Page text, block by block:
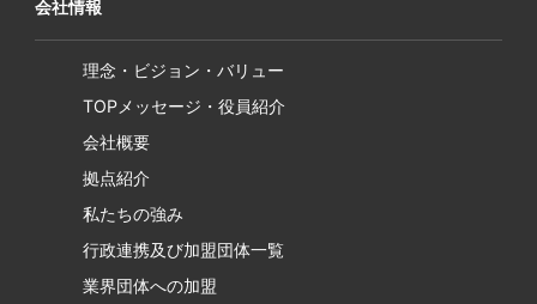
会社情報
理念・ビジョン・バリュー
TOPメッセージ・役員紹介
会社概要
拠点紹介
私たちの強み
行政連携及び加盟団体一覧
業界団体への加盟